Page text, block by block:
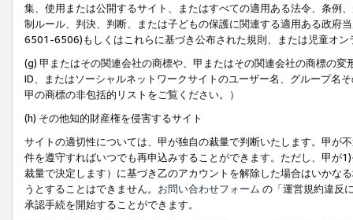
集、使用または公開するサイト、またはすべての適用ある法令、条例
制ルール、判決、判断、または子どもの保護に関連する適用ある政府
6501-6506)もしくはこれらに基づき公布された規則、または児童オン
(g) 甲またはその関連会社の商標や、甲またはその関連会社の商標の
ID、またはソーシャルネットワークサイトのユーザー名、グループ名
甲の商標の非包括的リストをご覧ください。）
(h) その他知的財産権を侵害するサイト
サイトの適切性については、甲が独自の裁量で判断いたします。甲が
件を遵守すればいつでも再申込みすることができます。ただし、甲が
裁量で決定します）に基づき乙のアカウントを解除した場合はいかな
うとすることはできません。 お問い合わせフォーム の「運営規約違反
承認手続を開始することができます。